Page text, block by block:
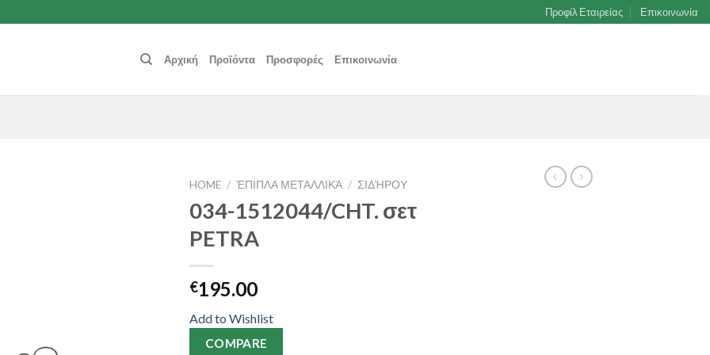
Προφίλ Εταιρείας Επικοινωνία
Αρχική Προϊόντα Προσφορές Επικοινωνία
HOME / ΈΠΙΠΛΑ ΜΕΤΑΛΛΙΚΆ / ΣΙΔΉΡΟΥ
034-1512044/CHT. σετ
PETRA
€195.00
Add to Wishlist
COMPARE